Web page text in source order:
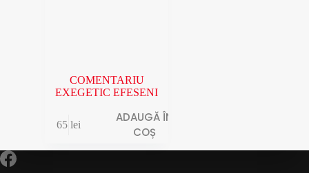
COMENTARIU
EXEGETIC EFESENI
65lei
ADAUGĂ ÎN
COȘ